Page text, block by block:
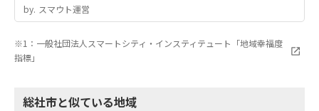
by.︎ スマウト運営
※1：一般社団法人スマートシティ・インスティテュート「地域幸福度
指標」
総社市と似ている地域